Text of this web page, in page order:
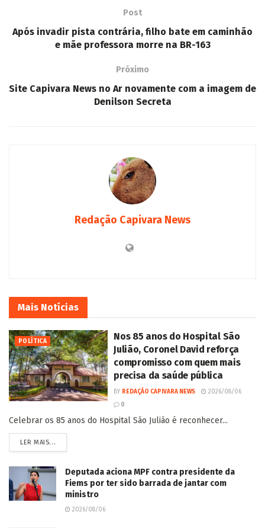
Post
Após invadir pista contrária, filho bate em caminhão
e mãe professora morre na BR-163
Próximo
Site Capivara News no Ar novamente com a imagem de
Denilson Secreta
Redação Capivara News
Mais Notícias
POLÍTICA
Nos 85 anos do Hospital São
Julião, Coronel David reforça
compromisso com quem mais
precisa da saúde pública
BY REDAÇÃO CAPIVARA NEWS
2026/08/06
0
Celebrar os 85 anos do Hospital São Julião é reconhecer...
LER MAIS...
Deputada aciona MPF contra presidente da
Fiems por ter sido barrada de jantar com
ministro
2026/08/06